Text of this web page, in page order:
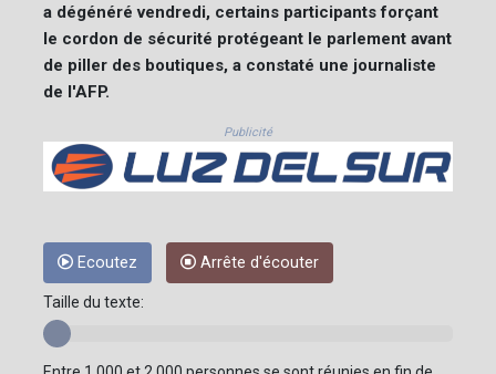
a dégénéré vendredi, certains participants forçant
le cordon de sécurité protégeant le parlement avant
de piller des boutiques, a constaté une journaliste
de l'AFP.
Publicité
Ecoutez Arrête d'écouter
Taille du texte: